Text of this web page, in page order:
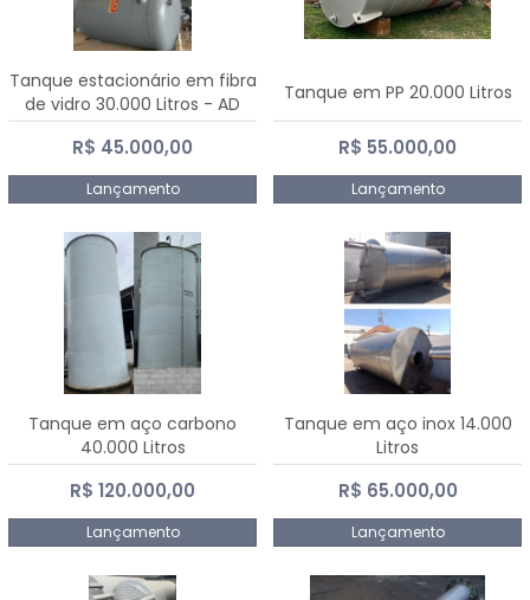
Tanque estacionário em fibra
de vidro 30.000 Litros - AD
Fibras
R$ 45.000,00
Lançamento
Tanque em PP 20.000 Litros
R$ 55.000,00
Lançamento
Tanque em aço carbono
40.000 Litros
R$ 120.000,00
Lançamento
Tanque em aço inox 14.000
Litros
R$ 65.000,00
Lançamento